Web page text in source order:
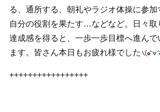
る、通所する、朝礼やラジオ体操に参加
自分の役割を果たす…などなど。日々取
達成感を得ると、一歩一歩目標へ進んで
ます。皆さん本日もお疲れ様でした
+++++++++++++++++